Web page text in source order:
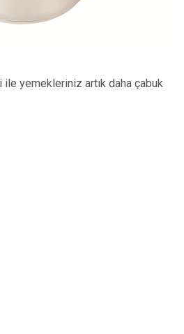
ile yemekleriniz artık daha çabuk